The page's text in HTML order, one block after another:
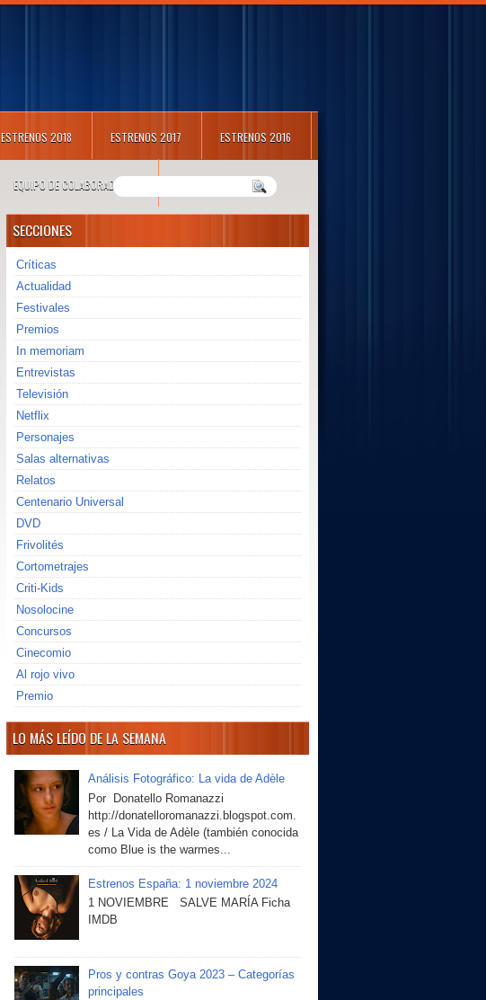
ESTRENOS 2018 ESTRENOS 2017 ESTRENOS 2016
EQUIPO DE COLABORADORES
SECCIONES
Críticas
Actualidad
Festivales
Premios
In memoriam
Entrevistas
Televisión
Netflix
Personajes
Salas alternativas
Relatos
Centenario Universal
DVD
Frivolités
Cortometrajes
Criti-Kids
Nosolocine
Concursos
Cinecomio
Al rojo vivo
Premio
LO MÁS LEÍDO DE LA SEMANA
Análisis Fotográfico: La vida de Adèle
Por Donatello Romanazzi
http://donatelloromanazzi.blogspot.com.
es / La Vida de Adèle (también conocida
como Blue is the warmes...
Estrenos España: 1 noviembre 2024
1 NOVIEMBRE SALVE MARÍA Ficha
IMDB
Pros y contras Goya 2023 – Categorías
principales